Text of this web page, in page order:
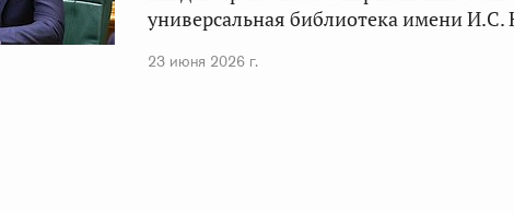
универсальная библиотека имени И.С.
23 июня 2026 г.